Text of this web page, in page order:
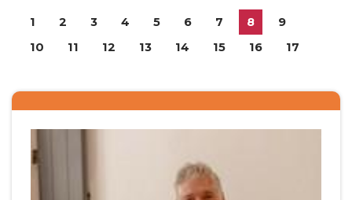
1 2 3 4 5 6 7 8
9
10
11 12 13 14 15 16 17